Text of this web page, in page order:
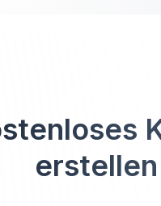
erstellen